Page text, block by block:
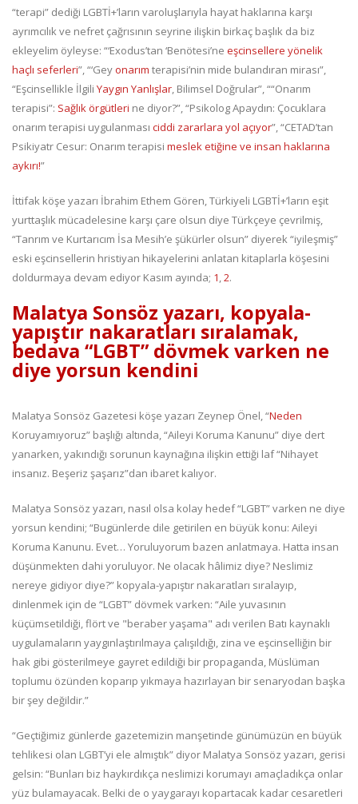
“terapi” dediği LGBTİ+’ların varoluşlarıyla hayat haklarına karşı
ayrımcılık ve nefret çağrısının seyrine ilişkin birkaç başlık da biz
ekleyelim öyleyse: “‘Exodus’tan ‘Benötesi’ne eşcinsellere yönelik
haçlı seferleri”, “‘Geyonarım terapisi’nin mide bulandıran mirası”,
“Eşcinsellikle İlgili Yaygın Yanlışlar, Bilimsel Doğrular”, ““Onarım
terapisi”: Sağlık örgütleri ne diyor?”, “Psikolog Apaydın: Çocuklara
onarım terapisi uygulanması ciddi zararlara yol açıyor”, “CETAD’tan
Psikiyatr Cesur: Onarım terapisi meslek etiğine ve insan haklarına
aykırı!”
İttifak köşe yazarı İbrahim Ethem Gören, Türkiyeli LGBTİ+’ların eşit
yurttaşlık mücadelesine karşı çare olsun diye Türkçeye çevrilmiş,
“Tanrım ve Kurtarıcım İsa Mesih’e şükürler olsun” diyerek “iyileşmiş”
eski eşcinsellerin hristiyan hikayelerini anlatan kitaplarla köşesini
doldurmaya devam ediyor Kasım ayında; 1,2.
Malatya Sonsöz yazarı, kopyala-
yapıştır nakaratları sıralamak,
bedava “LGBT” dövmek varken ne
diye yorsun kendini
Malatya Sonsöz Gazetesi köşe yazarı Zeynep Önel, “Neden
Koruyamıyoruz” başlığı altında, “Aileyi Koruma Kanunu” diye dert
yanarken, yakındığı sorunun kaynağına ilişkin ettiği laf “Nihayet
insanız. Beşeriz şaşarız”dan ibaret kalıyor.
Malatya Sonsöz yazarı, nasıl olsa kolay hedef “LGBT” varken ne diye
yorsun kendini; “Bugünlerde dile getirilen en büyük konu: Aileyi
Koruma Kanunu. Evet… Yoruluyorum bazen anlatmaya. Hatta insan
düşünmekten dahi yoruluyor. Ne olacak hâlimiz diye? Neslimiz
nereye gidiyor diye?” kopyala-yapıştır nakaratları sıralayıp,
dinlenmek için de “LGBT” dövmek varken: “Aile yuvasının
küçümsetildiği, flört ve "beraber yaşama" adı verilen Batı kaynaklı
uygulamaların yaygınlaştırılmaya çalışıldığı, zina ve eşcinselliğin bir
hak gibi gösterilmeye gayret edildiği bir propaganda, Müslüman
toplumu özünden koparıp yıkmaya hazırlayan bir senaryodan başka
bir şey değildir.”
“Geçtiğimiz günlerde gazetemizin manşetinde günümüzün en büyük
tehlikesi olan LGBT’yi ele almıştık” diyor Malatya Sonsöz yazarı, gerisi
gelsin: “Bunları biz haykırdıkça neslimizi korumayı amaçladıkça onlar
yüz bulamayacak. Belki de o yaygarayı kopartacak kadar cesaretleri